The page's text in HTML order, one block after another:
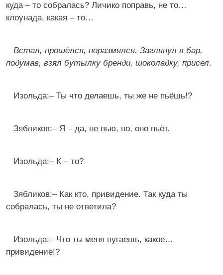
куда – то собралась? Личико поправь, не то…
клоунада, какая – то…
Встал, прошёлся, поразмялся. Заглянул в бар,
подумав, взял бутылку бренди, шоколадку, присел.
Изольда:– Ты что делаешь, ты же не пьёшь!?
Зябликов:– Я – да, не пью, но, оно пьёт.
Изольда:– К – то?
Зябликов:– Как кто, привидение. Так куда ты
собралась, ты не ответила?
Изольда:– Что ты меня пугаешь, какое…
привидение!?